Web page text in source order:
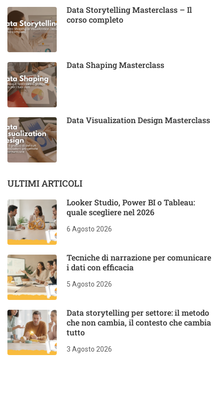
Data Storytelling Masterclass – Il
corso completo
Data Shaping Masterclass
Data Visualization Design Masterclass
ULTIMI ARTICOLI
Looker Studio, Power BI o Tableau:
quale scegliere nel 2026
6 Agosto 2026
Tecniche di narrazione per comunicare
i dati con efficacia
5 Agosto 2026
Data storytelling per settore: il metodo
che non cambia, il contesto che cambia
tutto
3 Agosto 2026